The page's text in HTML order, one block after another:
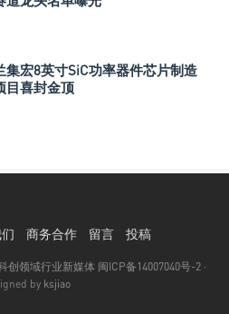
集宏8英寸SiC功率器件芯片制造
目喜封金顶
商务合作 留言 投稿
创领域行业新媒体 闽ICP备14007040号-2·
by ksjiao